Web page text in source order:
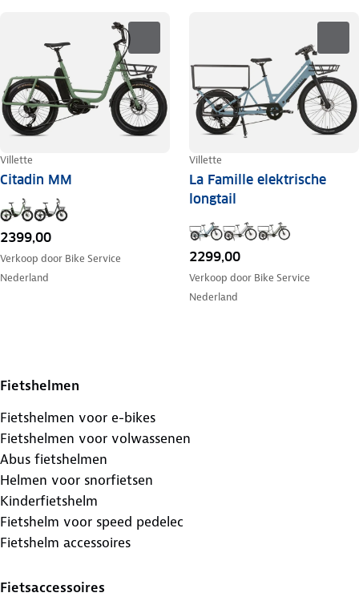
Villette
Citadin MM
2399,00
Verkoop door Bike Service
Nederland
Villette
La Famille elektrische
longtail
2299,00
Verkoop door Bike Service
Nederland
Fietshelmen
Fietshelmen voor e-bikes
Fietshelmen voor volwassenen
Abus fietshelmen
Helmen voor snorfietsen
Kinderfietshelm
Fietshelm voor speed pedelec
Fietshelm accessoires
Fietsaccessoires